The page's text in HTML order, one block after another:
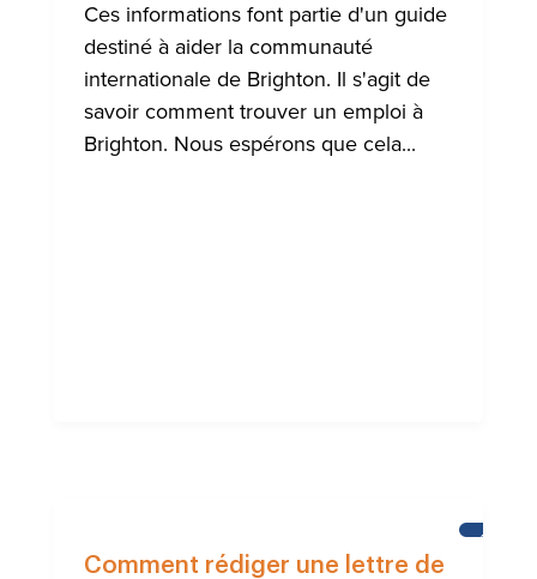
Ces informations font partie d'un guide
destiné à aider la communauté
internationale de Brighton. Il s'agit de
savoir comment trouver un emploi à
Brighton. Nous espérons que cela...
AIDE
Comment rédiger une lettre de